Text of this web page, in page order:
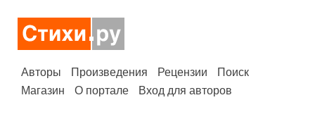
Авторы Произведения Рецензии
Поиск
Магазин
О портале Вход для авторов